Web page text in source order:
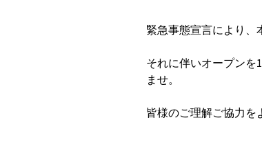
緊急事態宣言により、
それに伴いオープンを
ませ。
皆様のご理解ご協力を